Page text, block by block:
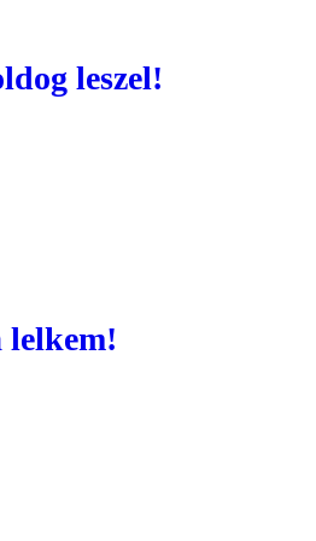
leszel!
lelkem!